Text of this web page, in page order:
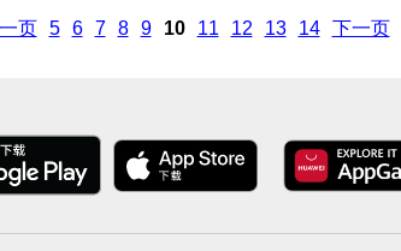
一页 5 6 7 8 9 10 11 12 13 14 下一页